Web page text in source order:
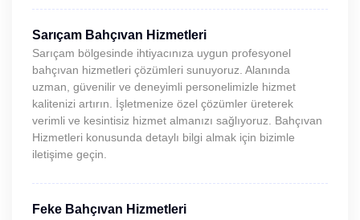
Sarıçam Bahçıvan Hizmetleri
Sarıçam bölgesinde ihtiyacınıza uygun profesyonel
bahçıvan hizmetleri çözümleri sunuyoruz. Alanında
uzman, güvenilir ve deneyimli personelimizle hizmet
kalitenizi artırın. İşletmenize özel çözümler üreterek
verimli ve kesintisiz hizmet almanızı sağlıyoruz. Bahçıvan
Hizmetleri konusunda detaylı bilgi almak için bizimle
iletişime geçin.
Feke Bahçıvan Hizmetleri